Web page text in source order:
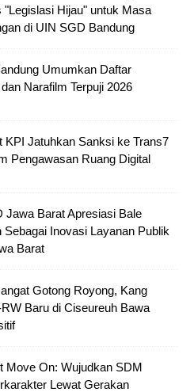
"Legislasi Hijau" untuk Masa
di UIN SGD Bandung
Umumkan Daftar
Narafilm Terpuji 2026
KPI Jatuhkan Sanksi ke Trans7
Pengawasan Ruang Digital
Jawa Barat Apresiasi Bale
Sebagai Inovasi Layanan Publik
Barat
Gotong Royong, Kang
Baru di Ciseureuh Bawa
Move On: Wujudkan SDM
Lewat Gerakan